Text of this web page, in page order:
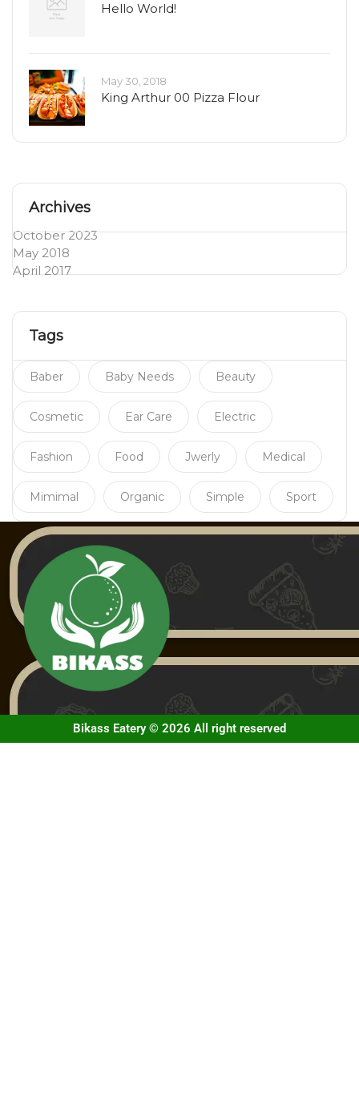
Hello World!
May 30, 2018
King Arthur 00 Pizza Flour
Archives
October 2023
May 2018
April 2017
Tags
Baber Baby Needs Beauty
Cosmetic Ear Care Electric
Fashion Food Jwerly Medical
Mimimal Organic Simple Sport
Bikass Eatery © 2026 All right reserved